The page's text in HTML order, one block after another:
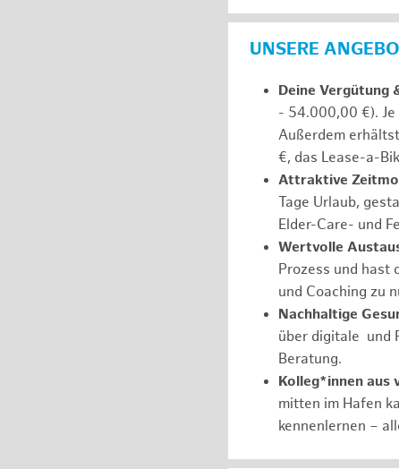
UNSERE
Deine Vergütung
- 54.000,00 €).
Außerdem
€, das Lease-a-
Attraktive
Tage Urlaub,
Elder-Care- und
Wertvolle
Prozess und hast
und Coaching zu
Nachhaltige
über digitale und
Beratung.
Kolleg*innen aus
mitten im Hafen
kennenlernen –